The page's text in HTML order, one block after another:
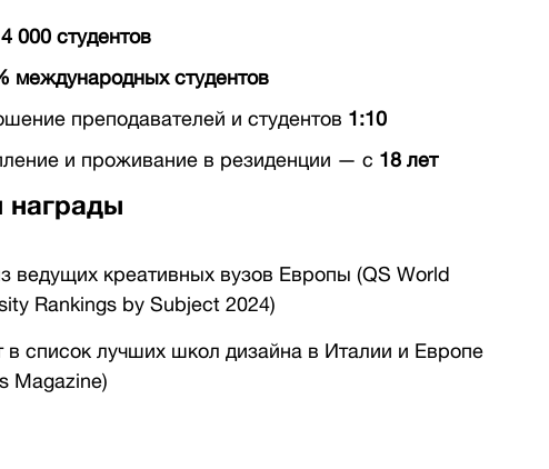
4 000 студентов
международных студентов
преподавателей и студентов 1:10
и проживание в резиденции — с 18 лет
награды
ведущих креативных вузов Европы (QS World
Rankings by Subject 2024)
в список лучших школ дизайна в Италии и Европе
Magazine)